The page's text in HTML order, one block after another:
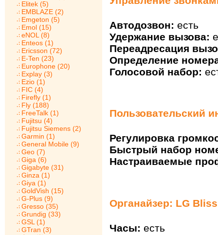
Elitek (5)
EMBLAZE (2)
Emgeton (5)
Emol (15)
eNOL (8)
Enteos (1)
Ericsson (72)
E-Ten (23)
Europhone (20)
Explay (3)
Ezio (1)
FIC (4)
Firefly (1)
Fly (188)
FreeTalk (1)
Fujitsu (4)
Fujitsu Siemens (2)
Garmin (1)
General Mobile (9)
Geo (7)
Giga (6)
Gigabyte (31)
Ginza (1)
Giya (1)
GoldVish (15)
G-Plus (9)
Gresso (35)
Grundig (33)
GSL (1)
GTran (3)
Автодозвон: есть
Удержание вызова:
Переадресация
Определение
Голосовой набор:
Пользовательский
Регулировка
Быстрый набор
Настраиваемые
Органайзер: LG Bliss
Часы: есть